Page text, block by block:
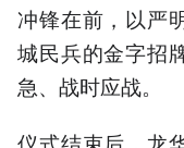
冲锋在前，以严
城民兵的金字招
急、战时应战。
仪式结束后，龙